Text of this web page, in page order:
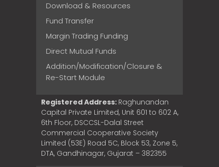
Download & Resources
Fund Transfer
Margin Trading Funding
Direct Mutual Funds
Addition/Modification/Closure &
Re-Start Module
Registered Address: Raghunandan
Capital Private Limited, Unit 601 to 602 A,
6th Floor, DSCCSL-Dalal Street
Commercial Cooperative Society
Limited (53E) Road 5C, Block 53, Zone 5,
DTA, Gandhinagar, Gujarat – 382355